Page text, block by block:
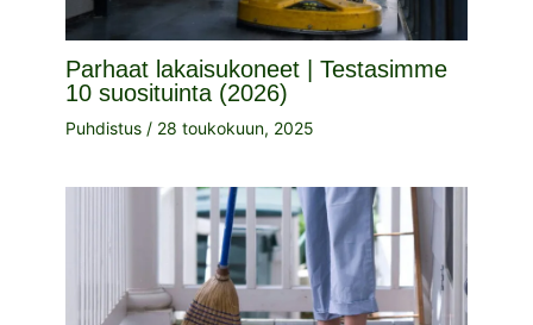
Parhaat lakaisukoneet | Testasimme
10 suosituinta (2026)
Puhdistus / 28 toukokuun, 2025